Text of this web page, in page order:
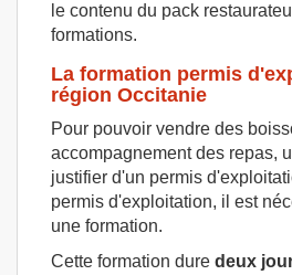
le contenu du pack
formations.
La formation permis
région Occitanie
Pour pouvoir vendre des
accompagnement des repas,
justifier d'un permis
permis d'exploitation, il est
une formation.
Cette formation dure deux